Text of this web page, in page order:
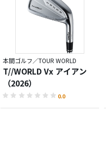
本間ゴルフ／TOUR WORLD
T//WORLD Vx アイアン
（2026）
0.0